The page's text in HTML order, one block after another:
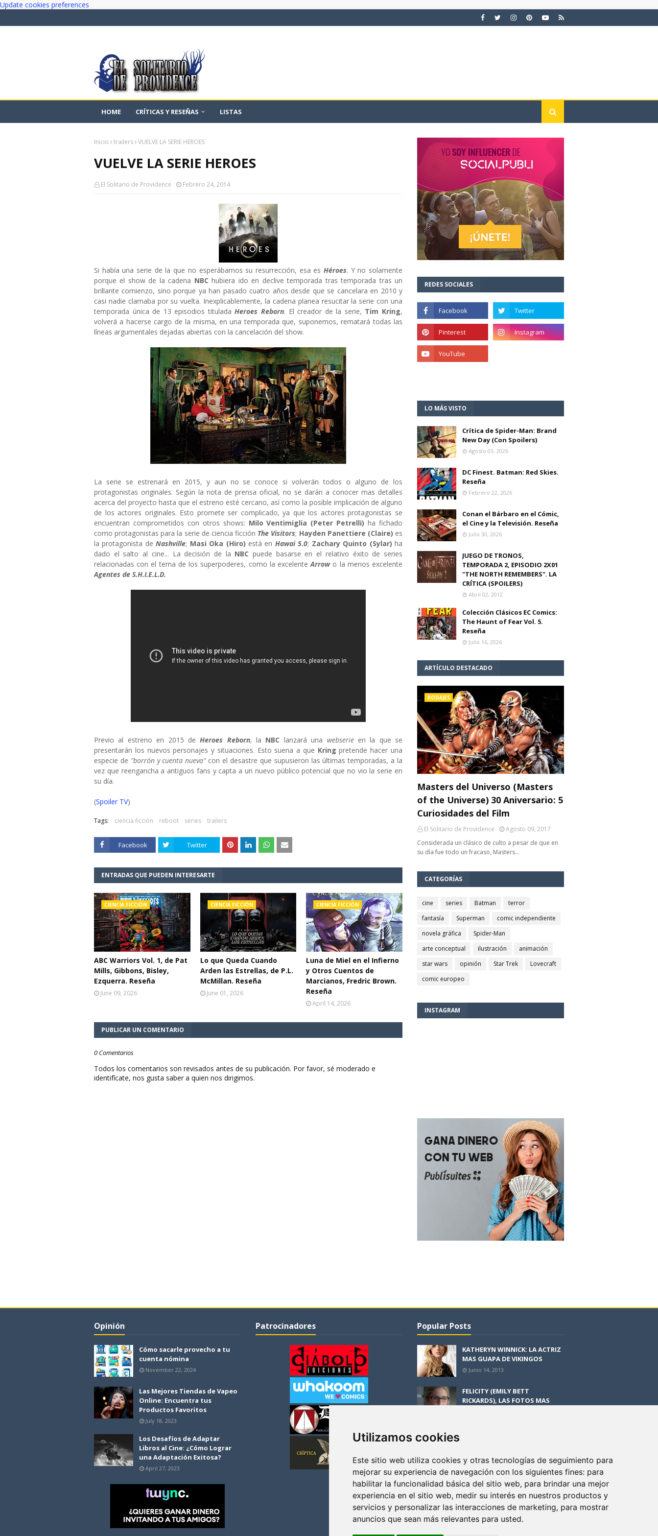
Utilizamos cookies
Este sitio web utiliza cookies y otras tecnologías de seguimiento para
mejorar su experiencia de navegación con los siguientes fines: para
habilitar la funcionalidad básica del sitio web, para brindar una mejor
experiencia en el sitio web, medir su interés en nuestros productos y
servicios y personalizar las interacciones de marketing, para mostrar
anuncios que sean más relevantes para usted.
Update cookies preferences
HOME CRÍTICAS Y RESEÑAS LISTAS
Inicio trailers VUELVE LA SERIE HEROES
VUELVE LA SERIE HEROES
El Solitario de Providence Febrero 24, 2014
Si había una serie de la que no esperábamos su resurrección, esa es Héroes. Y no solamente
porque el show de la cadena NBChubiera ido en declive temporada tras temporada tras un
brillante comienzo, sino porque ya han pasado cuatro años desde que se cancelara en 2010 y
casi nadie clamaba por su vuelta. Inexplicablemente, la cadena planea resucitar la serie con una
temporada única de 13 episodios tituladaHeroes Reborn. El creador de la serie, Tim Kring,
volverá a hacerse cargo de la misma, en una temporada que, suponemos, rematará todas las
líneas argumentales dejadas abiertas con la cancelación del show.
La serie se estrenará en 2015, y aun no se conoce si volverán todos o alguno de los
protagonistas originales. Según la nota de prensa oficial, no se darán a conocer mas detalles
acerca del proyecto hasta que el estreno esté cercano, así como la posible implicación de alguno
de los actores originales. Esto promete ser complicado, ya que los actores protagonistas se
encuentran comprometidos con otros shows: Milo Ventimiglia (Peter Petrelli) ha fichado
como protagonistas para la serie de ciencia ficción The Visitors; Hayden Panettiere (Claire) es
la protagonista deNashville; Masi Oka (Hiro) está en Hawai 5.0; Zachary Quinto (Sylar) ha
dado el salto al cine... La decisión de la NBCpuede basarse en el relativo éxito de series
relacionadas con el tema de los superpoderes, como la excelenteArrow o la menos excelente
Agentes de S.H.I.E.L.D.
Previo al estreno en 2015 de Heroes Reborn, la NBC lanzará una webserie en la que se
presentarán los nuevos personajes y situaciones. Esto suena a que Kringpretende hacer una
especie de "borrón y cuenta nueva"con el desastre que supusieron las últimas temporadas, a la
vez que reengancha a antiguos fans y capta a un nuevo público potencial que no vio la serie en
su día.
(Spoiler TV)
Tags: ciencia ficción reboot series trailers
Facebook Twitter
ENTRADAS QUE PUEDEN INTERESARTE
CIENCIA FICCIÓN
ABC Warriors Vol. 1, de Pat
Mills, Gibbons, Bisley,
Ezquerra. Reseña
June 09, 2026
CIENCIA FICCIÓN
Lo que Queda Cuando
Arden las Estrellas, de P.L.
McMillan. Reseña
June 01, 2026
CIENCIA FICCIÓN
Luna de Miel en el Infierno
y Otros Cuentos de
Marcianos, Fredric Brown.
Reseña
April 14, 2026
PUBLICAR UN COMENTARIO
0 Comentarios
Todos los comentarios son revisados antes de su publicación. Por favor, sé moderado e
identifícate, nos gusta saber a quien nos dirigimos.
REDES SOCIALES
LO MÁS VISTO
Crítica de Spider-Man: Brand
New Day (Con Spoilers)
Agosto 03, 2026
DC Finest. Batman: Red Skies.
Reseña
Febrero 22, 2026
Conan el Bárbaro en el Cómic,
el Cine y la Televisión. Reseña
Julio 30, 2026
JUEGO DE TRONOS,
TEMPORADA 2, EPISODIO 2X01
"THE NORTH REMEMBERS". LA
CRÍTICA (SPOILERS)
Abril 02, 2012
Colección Clásicos EC Comics:
The Haunt of Fear Vol. 5.
Reseña
Julio 16, 2026
ARTÍCULO DESTACADO
RODAJES
Masters del Universo (Masters
of the Universe) 30 Aniversario: 5
Curiosidades del Film
El Solitario de Providence
Agosto 09, 2017
Considerada un clásico de culto a pesar de que en
su día fue todo un fracaso, Masters…
CATEGORÍAS
cine series Batman
terror
fantasía
Superman
comic independiente
novela gráfica
Spider-Man
arte conceptual
ilustración
animación
star wars
opinión Star Trek
Lovecraft
comic europeo
INSTAGRAM
Opinión
Cómo sacarle provecho a tu
cuenta nómina
November 22, 2024
Las Mejores Tiendas de Vapeo
Online: Encuentra tus
Productos Favoritos
July 18, 2023
Los Desafíos de Adaptar
Libros al Cine: ¿Cómo Lograr
una Adaptación Exitosa?
April 27, 2023
Patrocinadores Popular Posts
KATHERYN WINNICK: LA ACTRIZ
MAS GUAPA DE VIKINGOS
Junio 14, 2013
FELICITY (EMILY BETT
RICKARDS), LAS FOTOS MAS
HISTORIA. EPISODIO 3. LA
CRITICA
Mayo 17, 2012